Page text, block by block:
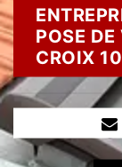
POSE
CROIX